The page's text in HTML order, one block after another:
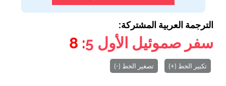
الترجمة العربية المشتركة:
سفر صموئيل الأول 5
: 8
تكبير الخط (+) تصغير الخط (-)